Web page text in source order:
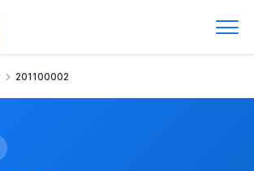
201100002
субпродукты.
скота, свежее или охлажденное.
скота, свежее или охлажденное:
201100002